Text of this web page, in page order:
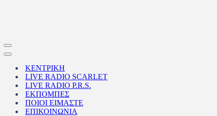
Μενού
πλοήγησης
Μενού
πλοήγησηςΚΕΝΤΡΙΚΗ
LIVE RADIO SCARLET
LIVE RADIO P.R.S.
ΕΚΠΟΜΠΕΣ
ΠΟΙΟΙ ΕΙΜΑΣΤΕ
ΕΠΙΚΟΙΝΩΝΙΑ